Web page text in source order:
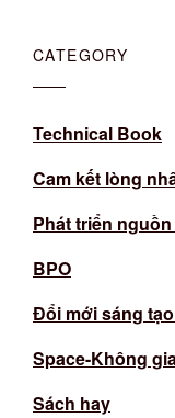
CATEGORY
Technical Book
Cam kết lòng
Phát triển
BPO
Đổi mới sáng
Space-Không
Sách hay